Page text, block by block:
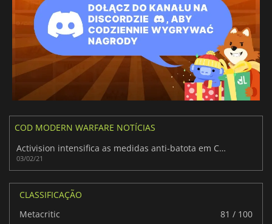
COD MODERN WARFARE NOTÍCIAS
Activision intensifica as medidas anti-batota em Call of Duty: Warzone
03/02/21
CLASSIFICAÇÃO
Metacritic
81 / 100